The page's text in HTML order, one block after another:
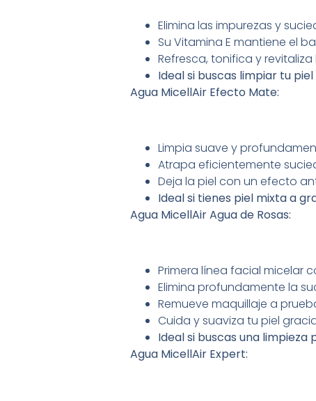
Elimina las impurezas y
Su Vitamina E mantiene el
Refresca, tonifica y revitaliza
Ideal si buscas limpiar tu
Agua MicellAir Efecto Mate:
Limpia suave y
Atrapa eficientemente
Deja la piel con un efecto
Ideal si tienes piel mixta a
Agua MicellAir Agua de Rosas:
Primera línea facial micelar
Elimina profundamente la
Remueve maquillaje a
Cuida y suaviza tu piel
Ideal si buscas una
Agua MicellAir Expert: